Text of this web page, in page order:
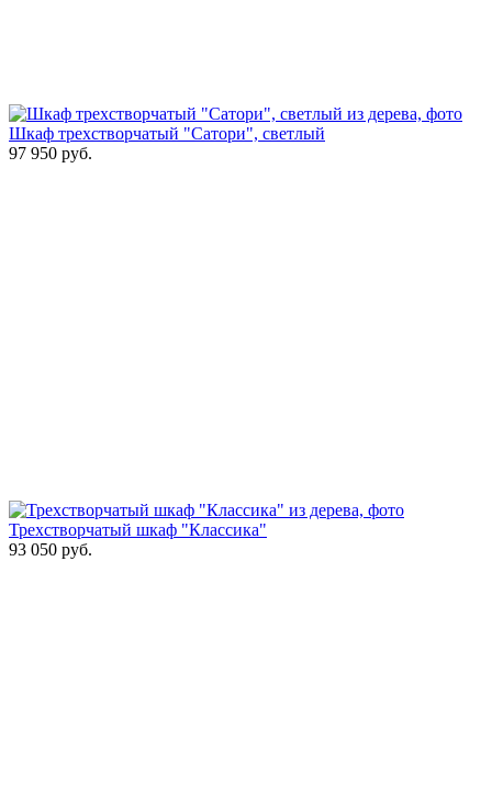
Шкаф трехстворчатый "Сатори", светлый
97 950 руб.
Трехстворчатый шкаф "Классика"
93 050 руб.